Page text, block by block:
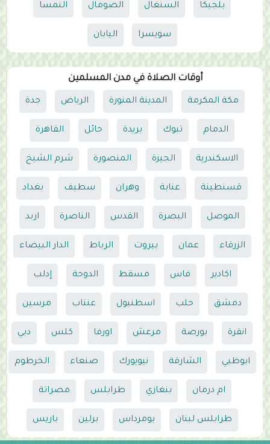
بلجيكا السنغال الصومال النمسا
سويسرا اليابان
أوقات الصلاة في مدن المسلمين
مكة المكرمة المدينة المنورة الرياض جدة
الدمام تبوك بريدة حائل القاهرة
الاسكندرية الجيزة المنصورة شرم الشيخ
قسنطينة عنابة وهران سطيف بغداد
الموصل البصرة القدس الناصرة اربد
الزرقاء عمان بيروت الرباط الدار البيضاء
اكادير فاس مسقط الدوحة إدلب
دمشق حلب اسطنبول عنتاب مرسين
انقرة بورصة مرعش اورفا كلس دبي
ابوظبي الشارقة نيويورك صنعاء الخرطوم
ام درمان بنغازي طرابلس مصراتة
طرابلس لبنان بومرداس برلين باريس